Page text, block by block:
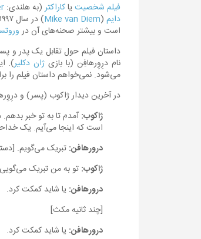
فیلم شخصیتیاکاراکتر(به هلندی:
دایم(
Mike van Diem) در سال ۱۹۹۷ ارائه شد، و توانست در همان سال،
است و بیشتر صحنه‌های آن در
داستان فیلم حول تقابل یک پدر و
نام درِوِرهافِن (با بازی ژان دکلیر).
می‌شود. نمی‌خواهم داستان فیلم را
در آخرین دیدار ژاکوب (پسر) و
ژاکوب:آمدم تا به تو خبر
است که اینجا می‌آیم. یک
درورهافن: تبریک می‌گویم.
ژاکوب: تو به من تبریک
درورهافن: یا شاید کمکت کرد.
[چند ثانیه مکث]
درورهافن: یا شاید کمکت کرد.